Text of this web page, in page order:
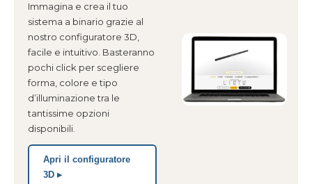
Immagina e crea il tuo
sistema a binario grazie al
nostro configuratore 3D,
facile e intuitivo. Basteranno
pochi click per scegliere
forma, colore e tipo
d’illuminazione tra le
tantissime opzioni
disponibili.
Apri il configuratore
3D ▸